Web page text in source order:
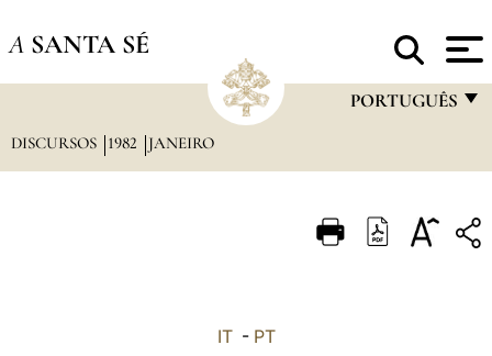
A SANTA SÉ
PORTUGUÊS
ITALIANO
DISCURSOS 1982 JANEIRO
IT- PT